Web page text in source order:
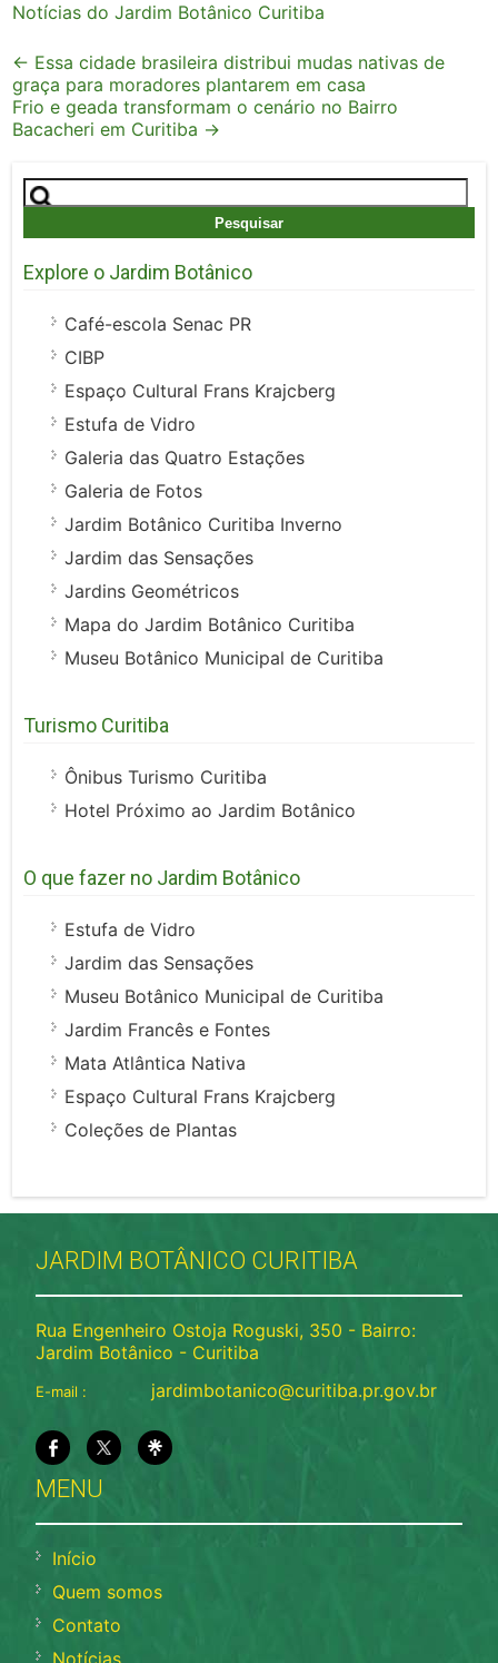
Notícias do Jardim Botânico Curitiba
Post
navigation
← Essa cidade brasileira distribui mudas nativas de
graça para moradores plantarem em casa
Frio e geada transformam o cenário no Bairro
Bacacheri em Curitiba →
Pesquisar
por:
Explore o Jardim Botânico
Café-escola Senac PR
CIBP
Espaço Cultural Frans Krajcberg
Estufa de Vidro
Galeria das Quatro Estações
Galeria de Fotos
Jardim Botânico Curitiba Inverno
Jardim das Sensações
Jardins Geométricos
Mapa do Jardim Botânico Curitiba
Museu Botânico Municipal de Curitiba
Turismo Curitiba
Ônibus Turismo Curitiba
Hotel Próximo ao Jardim Botânico
O que fazer no Jardim Botânico
Estufa de Vidro
Jardim das Sensações
Museu Botânico Municipal de Curitiba
Jardim Francês e Fontes
Mata Atlântica Nativa
Espaço Cultural Frans Krajcberg
Coleções de Plantas
JARDIM BOTÂNICO CURITIBA
Rua Engenheiro Ostoja Roguski, 350 - Bairro:
Jardim Botânico - Curitiba
E-mail : jardimbotanico@curitiba.pr.gov.br
MENU
Início
Quem somos
Contato